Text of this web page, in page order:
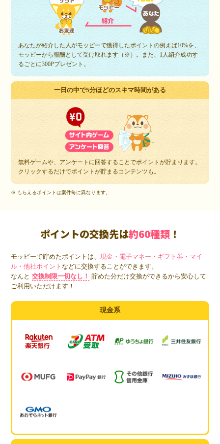
あなたが紹介した人がモッピーで獲得したポイントの例えば10%を、
モッピーから報酬として受け取れます（※）。また、1人紹介成功す
るごとに300Pプレゼント。
一日の中で5分ほどのスキマ時間がある
無料ゲームや、アンケートに回答することでポイントが貯まります。
クリックするだけでポイントが貯まるコンテンツも。
※ もらえるポイントは案件毎に異なります。
ポイントの交換先は約60種類 ！
モッピーで貯めたポイントは、現金・電子マネー・ギフト券・マイ
ル・他社ポイントなどに交換することができます。
なんと 交換制限一切なし！
貯めた分だけ交換ができるから安心して
ご利用いただけます！
現金系